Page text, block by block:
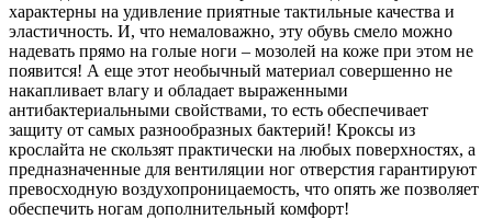
характерны на удивление приятные тактильные качества и
эластичность. И, что немаловажно, эту обувь смело можно
надевать прямо на голые ноги – мозолей на коже при этом не
появится! А еще этот необычный материал совершенно не
накапливает влагу и обладает выраженными
антибактериальными свойствами, то есть обеспечивает
защиту от самых разнообразных бактерий! Кроксы из
крослайта не скользят практически на любых поверхностях, а
предназначенные для вентиляции ног отверстия гарантируют
превосходную воздухопроницаемость, что опять же позволяет
обеспечить ногам дополнительный комфорт!